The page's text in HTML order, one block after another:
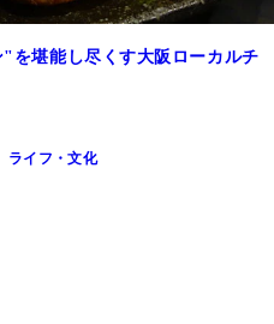
堪能し尽くす大阪ローカルチ
ライフ・文化